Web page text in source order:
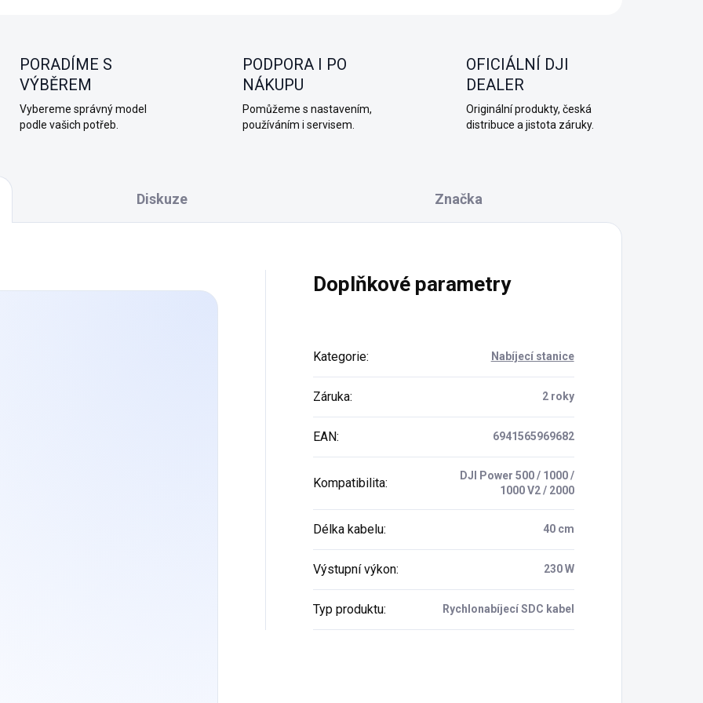
PORADÍME S
VÝBĚREM
Vybereme správný model
podle vašich potřeb.
PODPORA I PO
NÁKUPU
Pomůžeme s nastavením,
používáním i servisem.
OFICIÁLNÍ DJI
DEALER
Originální produkty, česká
distribuce a jistota záruky.
Diskuze Značka
Doplňkové parametry
Kategorie: Nabíjecí stanice
Záruka: 2 roky
EAN: 6941565969682
Kompatibilita:
DJI Power 500 / 1000 /
1000 V2 / 2000
Délka kabelu: 40 cm
Výstupní výkon: 230 W
Typ produktu: Rychlonabíjecí SDC kabel